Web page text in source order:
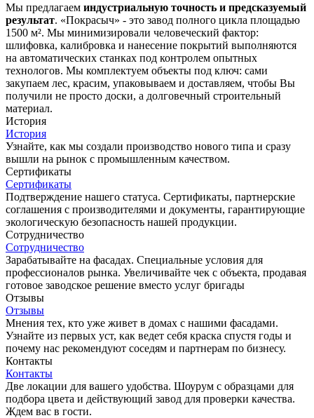
Мы предлагаем индустриальную точность и предсказуемый
результат. «Покрасыч» - это завод полного цикла площадью
1500 м². Мы минимизировали человеческий фактор:
шлифовка, калибровка и нанесение покрытий выполняются
на автоматических станках под контролем опытных
технологов. Мы комплектуем объекты под ключ: сами
закупаем лес, красим, упаковываем и доставляем, чтобы Вы
получили не просто доски, а долговечный строительный
материал.
История
История
Узнайте, как мы создали производство нового типа и сразу
вышли на рынок с промышленным качеством.
Сертификаты
Сертификаты
Подтверждение нашего статуса. Сертификаты, партнерские
соглашения с производителями и документы, гарантирующие
экологическую безопасность нашей продукции.
Сотрудничество
Сотрудничество
Зарабатывайте на фасадах. Специальные условия для
профессионалов рынка. Увеличивайте чек с объекта, продавая
готовое заводское решение вместо услуг бригады
Отзывы
Отзывы
Мнения тех, кто уже живет в домах с нашими фасадами.
Узнайте из первых уст, как ведет себя краска спустя годы и
почему нас рекомендуют соседям и партнерам по бизнесу.
Контакты
Контакты
Две локации для вашего удобства. Шоурум с образцами для
подбора цвета и действующий завод для проверки качества.
Ждем вас в гости.